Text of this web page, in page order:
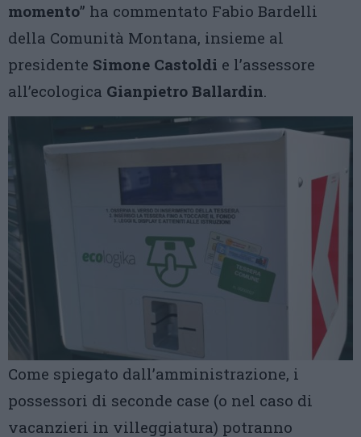
momento” ha commentato Fabio Bardelli
della Comunità Montana, insieme al
presidente Simone Castoldi e l’assessore
all’ecologica Gianpietro Ballardin.
Come spiegato dall’amministrazione, i
possessori di seconde case (o nel caso di
vacanzieri in villeggiatura) potranno